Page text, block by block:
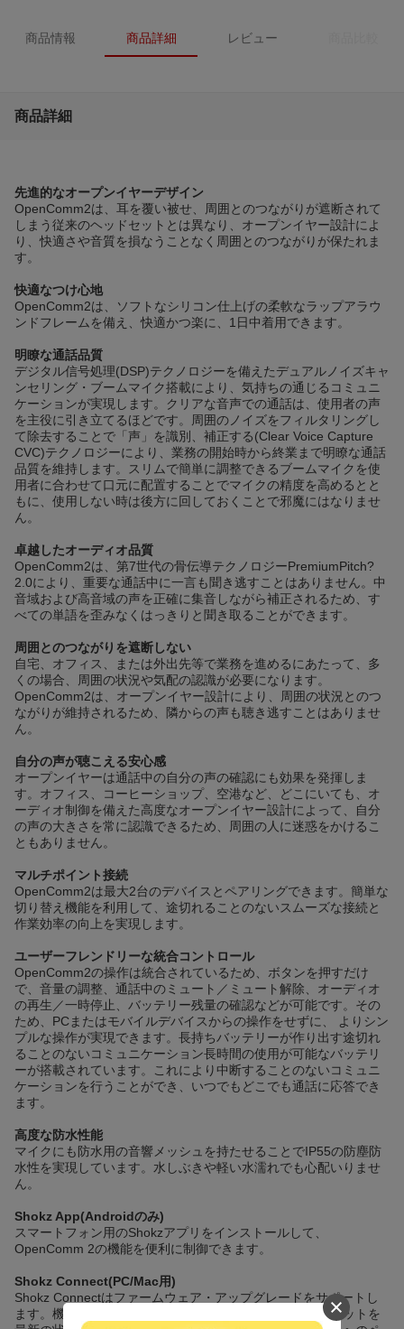
商品情報 商品詳細 レビュー
商品詳細
先進的なオープンイヤーデザイン
OpenComm2は、耳を覆い被せ、周囲とのつながりが遮断されて
しまう従来のヘッドセットとは異なり、オープンイヤー設計によ
り、快適さや音質を損なうことなく周囲とのつながりが保たれま
す。
快適なつけ心地
OpenComm2は、ソフトなシリコン仕上げの柔軟なラップアラウ
ンドフレームを備え、快適かつ楽に、1日中着用できます。
明瞭な通話品質
デジタル信号処理(DSP)テクノロジーを備えたデュアルノイズキャ
ンセリング・ブームマイク搭載により、気持ちの通じるコミュニ
ケーションが実現します。クリアな音声での通話は、使用者の声
を主役に引き立てるほどです。周囲のノイズをフィルタリングし
て除去することで「声」を識別、補正する(Clear Voice Capture
CVC)テクノロジーにより、業務の開始時から終業まで明瞭な通話
品質を維持します。スリムで簡単に調整できるブームマイクを使
用者に合わせて口元に配置することでマイクの精度を高めるとと
もに、使用しない時は後方に回しておくことで邪魔にはなりませ
ん。
卓越したオーディオ品質
OpenComm2は、第7世代の骨伝導テクノロジーPremiumPitch?
2.0により、重要な通話中に一言も聞き逃すことはありません。中
音域および高音域の声を正確に集音しながら補正されるため、す
べての単語を歪みなくはっきりと聞き取ることができます。
周囲とのつながりを遮断しない
自宅、オフィス、または外出先等で業務を進めるにあたって、多
くの場合、周囲の状況や気配の認識が必要になります。
OpenComm2は、オープンイヤー設計により、周囲の状況とのつ
ながりが維持されるため、隣からの声も聴き逃すことはありませ
ん。
自分の声が聴こえる安心感
オープンイヤーは通話中の自分の声の確認にも効果を発揮しま
す。オフィス、コーヒーショップ、空港など、どこにいても、オ
ーディオ制御を備えた高度なオープンイヤー設計によって、自分
の声の大きさを常に認識できるため、周囲の人に迷惑をかけるこ
ともありません。
マルチポイント接続
OpenComm2は最大2台のデバイスとペアリングできます。簡単な
切り替え機能を利用して、途切れることのないスムーズな接続と
作業効率の向上を実現します。
ユーザーフレンドリーな統合コントロール
OpenComm2の操作は統合されているため、ボタンを押すだけ
で、音量の調整、通話中のミュート／ミュート解除、オーディオ
の再生／一時停止、バッテリー残量の確認などが可能です。その
ため、PCまたはモバイルデバイスからの操作をせずに、 よりシン
プルな操作が実現できます。長持ちバッテリーが作り出す途切れ
ることのないコミュニケーション長時間の使用が可能なバッテリ
ーが搭載されています。これにより中断することのないコミュニ
ケーションを行うことができ、いつでもどこでも通話に応答でき
ます。
高度な防水性能
マイクにも防水用の音響メッシュを持たせることでIP55の防塵防
水性を実現しています。水しぶきや軽い水濡れでも心配いりませ
ん。
Shokz App(Androidのみ)
スマートフォン用のShokzアプリをインストールして、
OpenComm 2の機能を便利に制御できます。
Shokz Connect(PC/Mac用)
Shokz Connectはファームウェア・アップグレードをサポートし
ます。機能の改善や更新を見逃すことなく、常にヘッドセットを